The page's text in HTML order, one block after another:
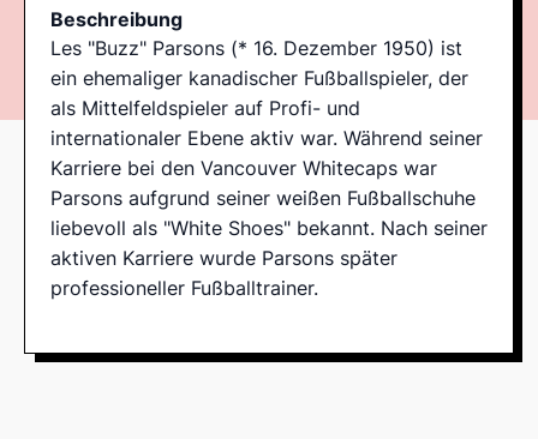
Beschreibung
Les "Buzz" Parsons (* 16. Dezember 1950) ist
ein ehemaliger kanadischer Fußballspieler, der
als Mittelfeldspieler auf Profi- und
internationaler Ebene aktiv war. Während seiner
Karriere bei den Vancouver Whitecaps war
Parsons aufgrund seiner weißen Fußballschuhe
liebevoll als "White Shoes" bekannt. Nach seiner
aktiven Karriere wurde Parsons später
professioneller Fußballtrainer.